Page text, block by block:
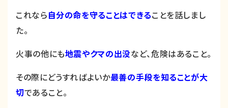
これなら自分の命を守ることはできることを話しまし
た。
火事の他にも地震やクマの出没など、危険はあること。
その際にどうすればよいか最善の手段を知ることが大
切であること。